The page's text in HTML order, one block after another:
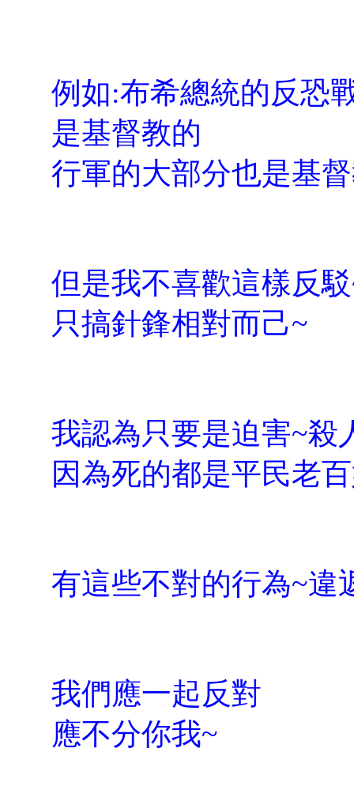
例如:布希總統的反恐
是基督教的
行軍的大部分也是基
但是我不喜歡這樣反
只搞針鋒相對而己~
我認為只要是迫害~殺
因為死的都是平民老
有這些不對的行為~違
我們應一起反對
應不分你我~